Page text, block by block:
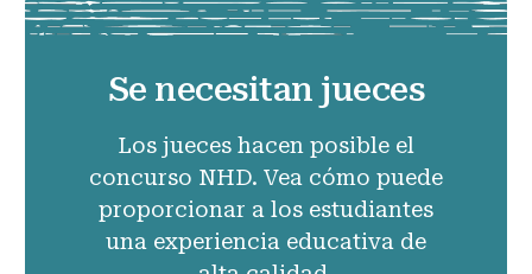
Se necesitan jueces
Los jueces hacen posible el
concurso NHD. Vea cómo puede
proporcionar a los estudiantes
una experiencia educativa de